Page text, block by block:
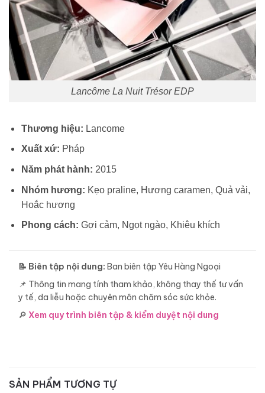
Lancôme La Nuit Trésor EDP
Thương hiệu: Lancome
Xuất xứ: Pháp
Năm phát hành: 2015
Nhóm hương: Kẹo praline, Hương caramen, Quả vải,
Hoắc hương
Phong cách: Gợi cảm, Ngọt ngào, Khiêu khích
📝 Biên tập nội dung: Ban biên tập Yêu Hàng Ngoại
📌 Thông tin mang tính tham khảo, không thay thế tư vấn
y tế, da liễu hoặc chuyên môn chăm sóc sức khỏe.
🔎 Xem quy trình biên tập & kiểm duyệt nội dung
SẢN PHẨM TƯƠNG TỰ